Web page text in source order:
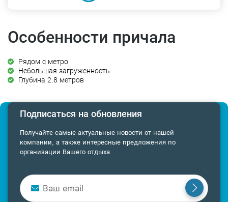
Особенности причала
Рядом с метро
Небольшая загруженность
Глубина 2.8 метров
Подписаться на обновления
Получайте самые актуальные новости от нашей
компании, а также интересные предложения по
организации Вашего отдыха